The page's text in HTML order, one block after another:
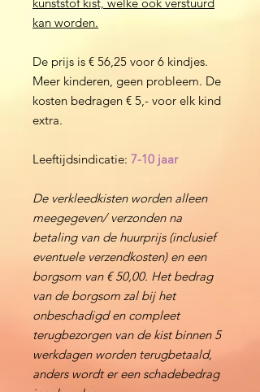
kunststof kist, welke ook verstuurd
kan worden.
De prijs is € 56,25 voor 6 kindjes.
Meer kinderen, geen probleem. De
kosten bedragen € 5,- voor elk kind
extra.
Leeftijdsindicatie: 7-10 jaar
De verkleedkisten worden alleen
meegegeven/ verzonden na
betaling van de huurprijs (inclusief
eventuele verzendkosten) en een
borgsom van € 50,00. Het bedrag
van de borgsom zal bij het
onbeschadigd en compleet
terugbezorgen van de kist binnen 5
werkdagen worden terugbetaald,
anders wordt er een schadebedrag